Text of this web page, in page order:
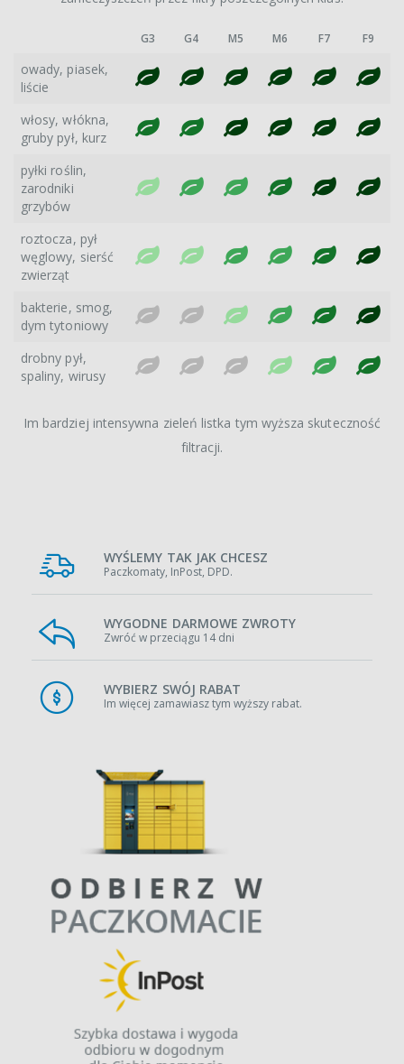
G3 G4 M5 M6 F7 F9
owady, piasek,
liście
włosy, włókna,
gruby pył, kurz
pyłki roślin,
zarodniki
grzybów
roztocza, pył
węglowy, sierść
zwierząt
bakterie, smog,
dym tytoniowy
drobny pył,
spaliny, wirusy
Im bardziej intensywna zieleń listka tym wyższa skuteczność
filtracji.
WYŚLEMY TAK JAK CHCESZ
Paczkomaty, InPost, DPD.
WYGODNE DARMOWE ZWROTY
Zwróć w przeciągu 14 dni
WYBIERZ SWÓJ RABAT
Im więcej zamawiasz tym wyższy rabat.